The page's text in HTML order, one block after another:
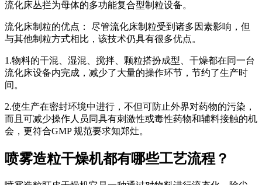
流化床丛拦为母体的多功能复合型制粒设备。
流化床制粒的优点： 尽管流化床制粒受到诸多因素影响，但
与其他制粒方式相比，该技术仍具有很多优点。
1.物料的干混、湿混、搅拌、颗粒搭扮成型、干燥都在同一台
流化床设备内完成，减少了大量的操作环节，节约了生产时
间。
2.使生产在密封环境中进行，不但可防止外界对药物的污染，
而且可减少操作人员同具有刺激性或毒性药物和辅料接触的机
会，更符合GMP 规范要求知郑灶。
喷雾造粒干燥机都有哪些工艺流程？